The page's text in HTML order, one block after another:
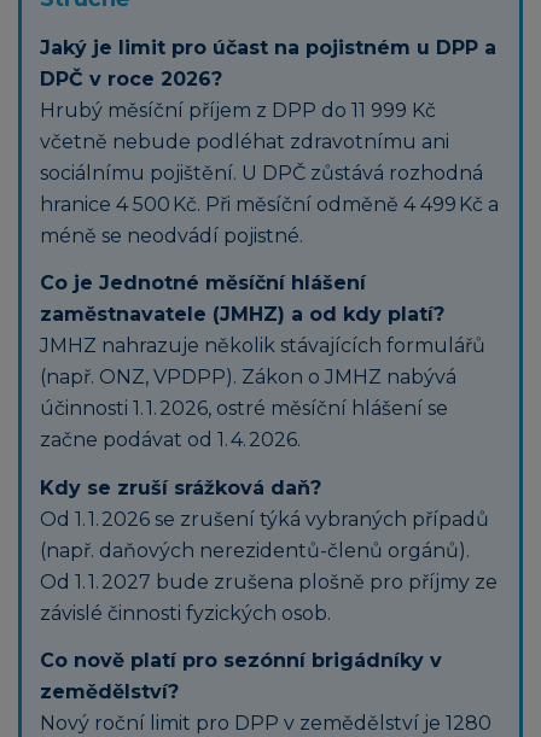
Jaký je limit pro účast na pojistném u DPP a
DPČ v roce 2026?
Hrubý měsíční příjem z DPP do 11 999 Kč
včetně nebude podléhat zdravotnímu ani
sociálnímu pojištění. U DPČ zůstává rozhodná
hranice 4 500 Kč. Při měsíční odměně 4 499 Kč a
méně se neodvádí pojistné.
Co je Jednotné měsíční hlášení
zaměstnavatele (JMHZ) a od kdy platí?
JMHZ nahrazuje několik stávajících formulářů
(např. ONZ, VPDPP). Zákon o JMHZ nabývá
účinnosti 1. 1. 2026, ostré měsíční hlášení se
začne podávat od 1. 4. 2026.
Kdy se zruší srážková daň?
Od 1. 1. 2026 se zrušení týká vybraných případů
(např. daňových nerezidentů-členů orgánů).
Od 1. 1. 2027 bude zrušena plošně pro příjmy ze
závislé činnosti fyzických osob.
Co nově platí pro sezónní brigádníky v
zemědělství?
Nový roční limit pro DPP v zemědělství je 1280